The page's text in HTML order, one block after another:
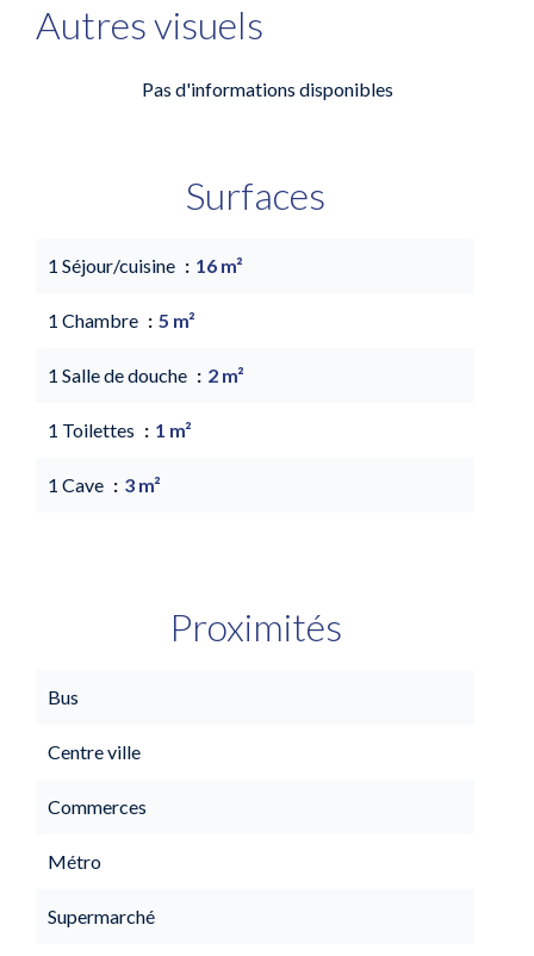
Autres visuels
Pas d'informations disponibles
Surfaces
1 Séjour/cuisine 16 m²
1 Chambre 5 m²
1 Salle de douche 2 m²
1 Toilettes 1 m²
1 Cave 3 m²
Proximités
Bus
Centre ville
Commerces
Métro
Supermarché